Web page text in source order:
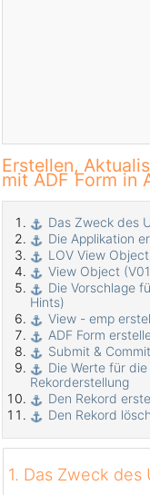
Erstellen,
mit ADF Form in
Das Zweck des
Die Applikation
LOV View
View Object
Die Vorschlage
Hints)
View - emp
ADF Form
Submit & Commit
Die Werte für
Rekorderstellung
Den Rekord
Den Rekord
1. Das Zweck des